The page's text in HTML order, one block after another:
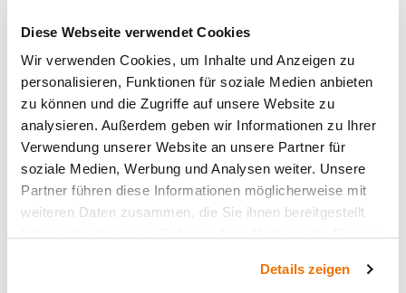
Diese Webseite verwendet Cookies
Wir verwenden Cookies, um Inhalte und Anzeigen zu
personalisieren, Funktionen für soziale Medien anbieten
zu können und die Zugriffe auf unsere Website zu
analysieren. Außerdem geben wir Informationen zu Ihrer
Verwendung unserer Website an unsere Partner für
soziale Medien, Werbung und Analysen weiter. Unsere
Partner führen diese Informationen möglicherweise mit
weiteren Daten zusammen, die Sie ihnen bereitgestellt
Details zeigen